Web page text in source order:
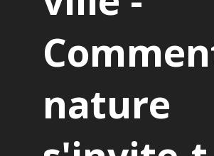
nature